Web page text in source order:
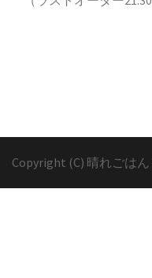
Copyright (C) 晴れごはん